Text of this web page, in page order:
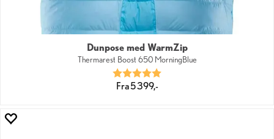
Dunpose med WarmZip
Thermarest Boost 650 MorningBlue
Karakter:
Fra 5 399,-